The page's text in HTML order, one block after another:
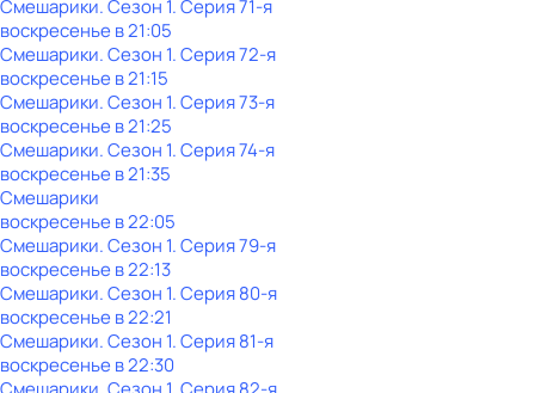
Смешарики. Сезон 1. Серия 71-я
воскресенье в21:05
Смешарики. Сезон 1. Серия 72-я
воскресенье в21:15
Смешарики. Сезон 1. Серия 73-я
воскресенье в21:25
Смешарики. Сезон 1. Серия 74-я
воскресенье в21:35
Смешарики
воскресенье в22:05
Смешарики. Сезон 1. Серия 79-я
воскресенье в22:13
Смешарики. Сезон 1. Серия 80-я
воскресенье в22:21
Смешарики. Сезон 1. Серия 81-я
воскресенье в22:30